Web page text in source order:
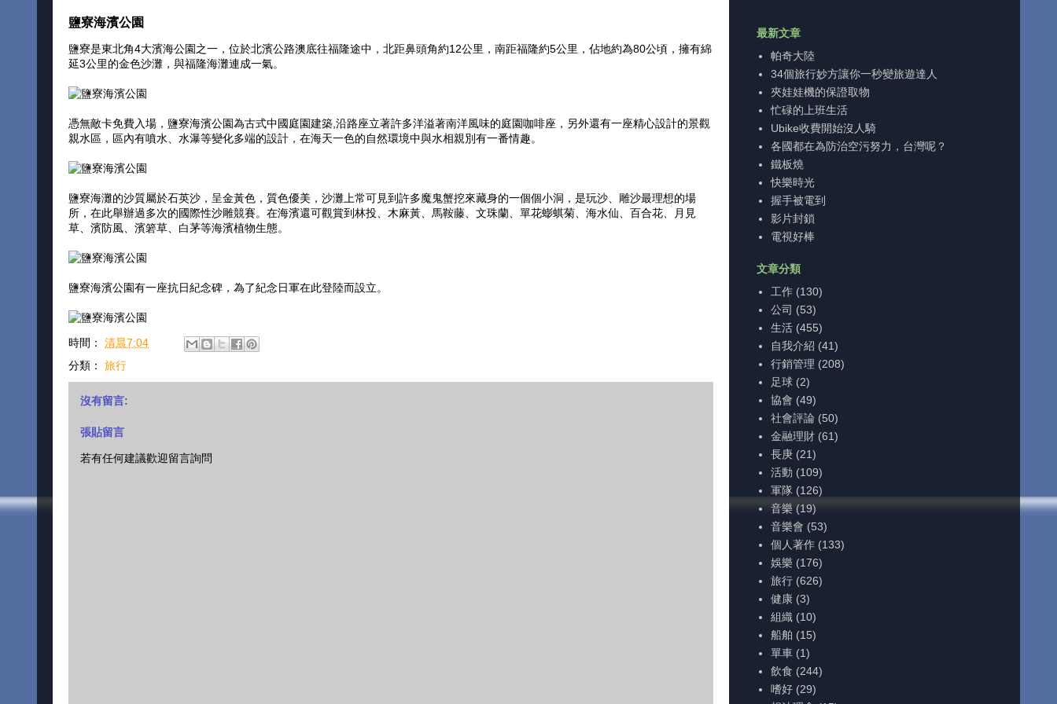
鹽寮海濱公園
鹽寮是東北角4大濱海公園之一，位於北濱公路澳底往福隆途中，北距鼻頭角約12公里，南距福隆約5公里，佔地約為80公頃，擁有綿
延3公里的金色沙灘，與福隆海灘連成一氣。
憑無敵卡免費入場，鹽寮海濱公園為古式中國庭園建築,沿路座立著許多洋溢著南洋風味的庭園咖啡座，另外還有一座精心設計的景觀
親水區，區內有噴水、水瀑等變化多端的設計，在海天一色的自然環境中與水相親別有一番情趣。
鹽寮海灘的沙質屬於石英沙，呈金黃色，質色優美，沙灘上常可見到許多魔鬼蟹挖來藏身的一個個小洞，是玩沙、雕沙最理想的場
所，在此舉辦過多次的國際性沙雕競賽。在海濱還可觀賞到林投、木麻黃、馬鞍藤、文珠蘭、單花蟛蜞菊、海水仙、百合花、月見
草、濱防風、濱箬草、白茅等海濱植物生態。
鹽寮海濱公園有一座抗日紀念碑，為了紀念日軍在此登陸而設立。
時間： 清晨7:04
分類： 旅行
沒有留言:
張貼留言
若有任何建議歡迎留言詢問
最新文章
帕奇大陸
34個旅行妙方讓你一秒變旅遊達人
夾娃娃機的保證取物
忙碌的上班生活
Ubike收費開始沒人騎
各國都在為防治空污努力，台灣呢？
鐵板燒
快樂時光
握手被電到
影片封鎖
電視好棒
文章分類
工作 (130)
公司 (53)
生活 (455)
自我介紹 (41)
行銷管理 (208)
足球 (2)
協會 (49)
社會評論 (50)
金融理財 (61)
長庚 (21)
活動 (109)
軍隊 (126)
音樂 (19)
音樂會 (53)
個人著作 (133)
娛樂 (176)
旅行 (626)
健康 (3)
組織 (10)
船舶 (15)
單車 (1)
飲食 (244)
嗜好 (29)